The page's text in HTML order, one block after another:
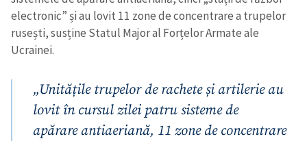
electronic” și au lovit 11 zone de concentrare a trupelor
rusești, susține Statul Major al Forțelor Armate ale
Ucrainei.
„Unitățile trupelor de rachete și artilerie au
lovit în cursul zilei patru sisteme de
apărare antiaeriană, 11 zone de concentrare